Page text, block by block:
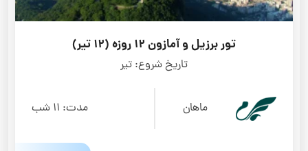
تور برزیل و آمازون 12 روزه (12 تیر)
تاریخ شروع: تیر
ماهان مدت: 11 شب